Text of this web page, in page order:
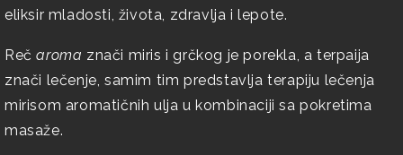
eliksir mladosti, života, zdravlja i lepote.
Rečaroma znači miris i grčkog je porekla, a terpaija
znači lečenje, samim tim predstavlja terapiju lečenja
mirisom aromatičnih ulja u kombinaciji sa pokretima
masaže.